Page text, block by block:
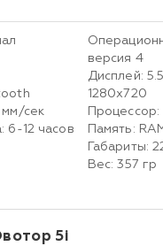
мм/сек
6-12 часов
версия 4
Дисплей:
1280х720
Память:
Габариты:
Вес: 357 гр
5i